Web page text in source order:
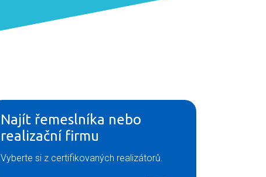
Najít řemeslníka nebo
realizační firmu
Vyberte si z certifikovaných realizátorů.